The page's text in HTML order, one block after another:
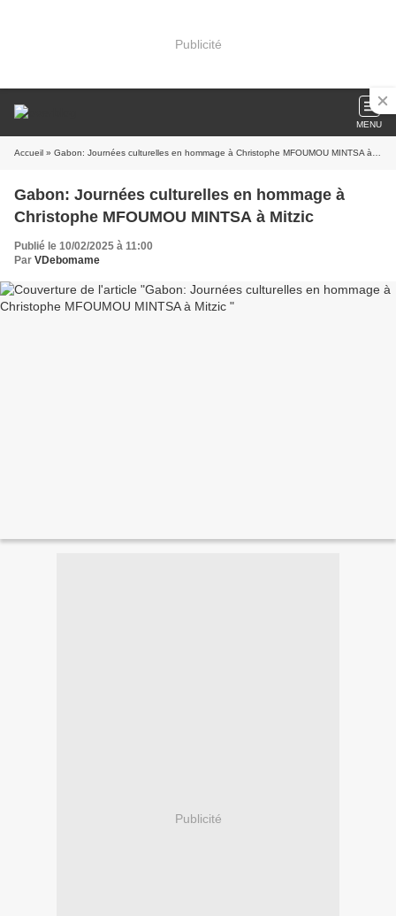
Publicité
MENU
Accueil » Gabon: Journées culturelles en hommage à Christophe MFOUMOU MINTSA à Mitzic
Gabon: Journées culturelles en hommage à
Christophe MFOUMOU MINTSA à Mitzic
Publié le 10/02/2025 à 11:00
Par VDebomame
Publicité